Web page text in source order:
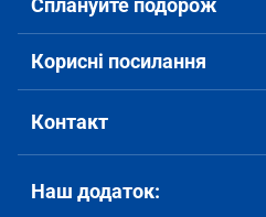
Сплануйте подорож
Корисні посилання
Контакт
Наш додаток: